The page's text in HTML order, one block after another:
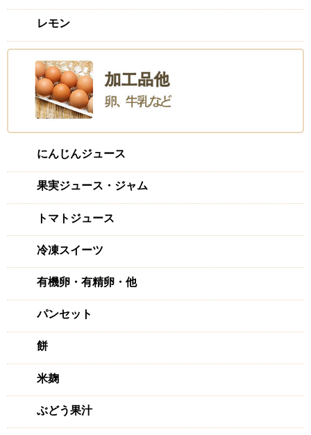
レモン
にんじんジュース
果実ジュース・ジャム
トマトジュース
冷凍スイーツ
有機卵・有精卵・他
パンセット
餅
米麹
ぶどう果汁